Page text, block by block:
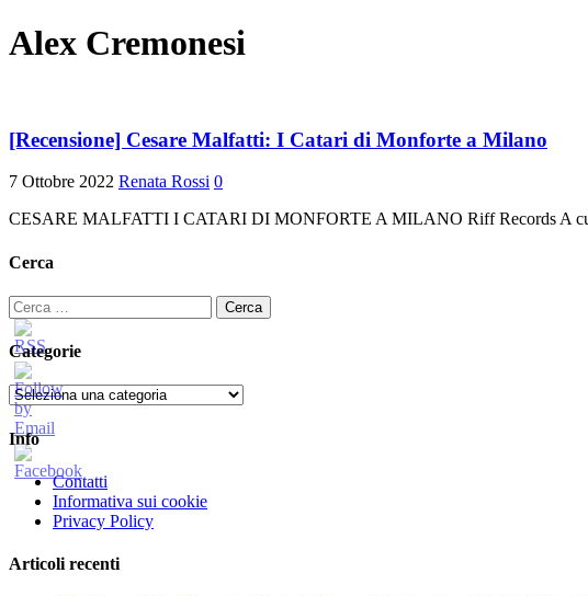
Alex Cremonesi
[Recensione] Cesare Malfatti: I Catari di Monforte a Milano
7 Ottobre 2022 Renata Rossi 0
CESARE MALFATTI I CATARI DI MONFORTE A MILANO Riff Records A
Cerca
Ricerca
per:
Categorie
Categorie
Info
Contatti
Informativa sui cookie
Privacy Policy
Articoli recenti